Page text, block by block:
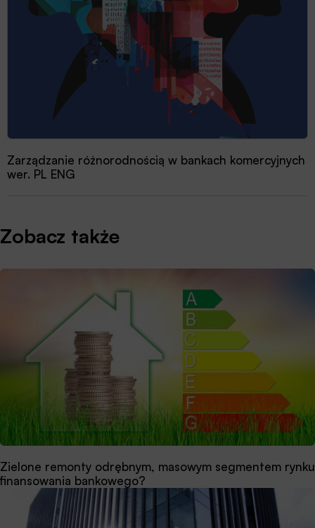
Zarządzanie różnorodnością w bankach komercyjnych
wer. PL ENG
Zobacz także
Zielone remonty odrębnym, masowym segmentem rynku
finansowania bankowego?